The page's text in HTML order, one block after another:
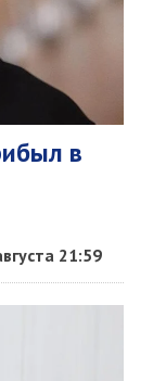
в
21:59